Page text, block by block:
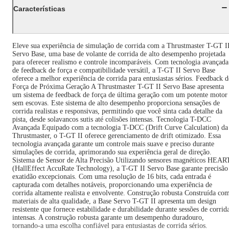
Características
Eleve sua experiência de simulação de corrida com a Thrustmaster T-GT
Servo Base, uma base de volante de corrida de alto desempenho projetada
para oferecer realismo e controle incomparáveis. Com tecnologia avançada
de feedback de força e compatibilidade versátil, a T-GT II Servo Base
oferece a melhor experiência de corrida para entusiastas sérios. Feedback
Força de Próxima Geração A Thrustmaster T-GT II Servo Base apresenta
um sistema de feedback de força de última geração com um potente motor
sem escovas. Este sistema de alto desempenho proporciona sensações de
corrida realistas e responsivas, permitindo que você sinta cada detalhe da
pista, desde solavancos sutis até colisões intensas. Tecnologia T-DCC
Avançada Equipado com a tecnologia T-DCC (Drift Curve Calculation) da
Thrustmaster, o T-GT II oferece gerenciamento de drift otimizado. Essa
tecnologia avançada garante um controle mais suave e preciso durante
simulações de corrida, aprimorando sua experiência geral de direção.
Sistema de Sensor de Alta Precisão Utilizando sensores magnéticos
(HallEffect AccuRate Technology), a T-GT II Servo Base garante precisão
exatidão excepcionais. Com uma resolução de 16 bits, cada entrada é
capturada com detalhes notáveis, proporcionando uma experiência de
corrida altamente realista e envolvente. Construção robusta Construída
materiais de alta qualidade, a Base Servo T-GT II apresenta um design
resistente que fornece estabilidade e durabilidade durante sessões de
intensas. A construção robusta garante um desempenho duradouro,
tornando-a uma escolha confiável para entusiastas de corrida sérios.